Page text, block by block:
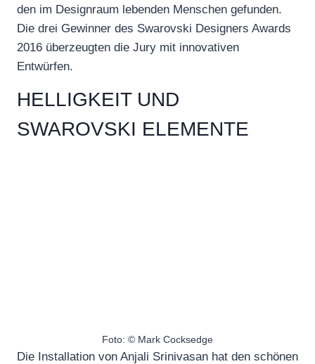
den im Designraum lebenden Menschen gefunden.
Die drei Gewinner des Swarovski Designers Awards
2016 überzeugten die Jury mit innovativen
Entwürfen.
HELLIGKEIT UND
SWAROVSKI ELEMENTE
Foto: © Mark Cocksedge
Die Installation von Anjali Srinivasan hat den schönen